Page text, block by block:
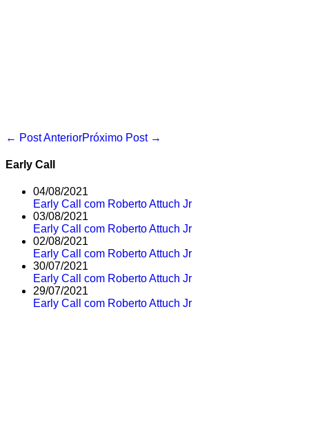
Navegação
post
← Post AnteriorPróximo Post →
Early Call
04/08/2021
Early Call com Roberto Attuch Jr
03/08/2021
Early Call com Roberto Attuch Jr
02/08/2021
Early Call com Roberto Attuch Jr
30/07/2021
Early Call com Roberto Attuch Jr
29/07/2021
Early Call com Roberto Attuch Jr